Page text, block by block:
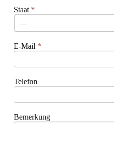
Staat *
...
E-Mail *
Telefon
Bemerkung